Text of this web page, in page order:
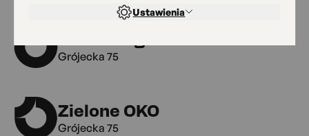
Ustawienia
Grójecka 75
Zielone OKO
Grójecka 75